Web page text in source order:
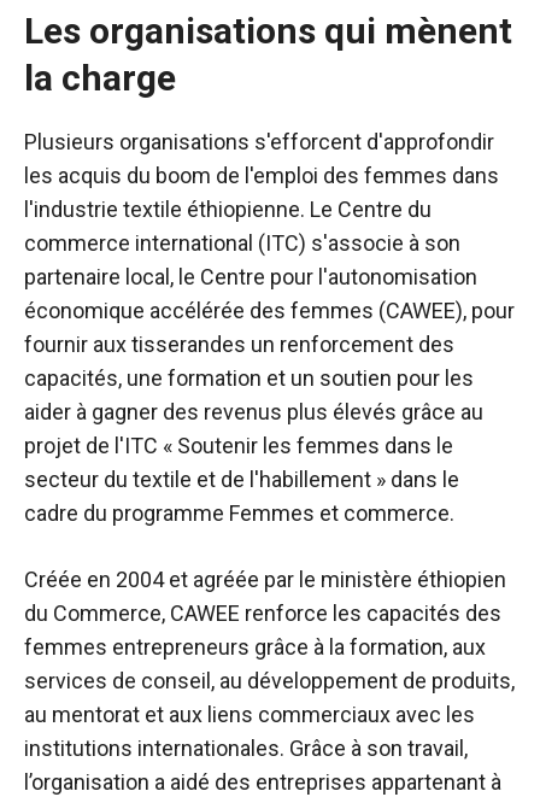
Les organisations qui mènent
la charge
Plusieurs organisations s'efforcent d'approfondir
les acquis du boom de l'emploi des femmes dans
l'industrie textile éthiopienne. Le Centre du
commerce international (ITC) s'associe à son
partenaire local, le Centre pour l'autonomisation
économique accélérée des femmes (CAWEE), pour
fournir aux tisserandes un renforcement des
capacités, une formation et un soutien pour les
aider à gagner des revenus plus élevés grâce au
projet de l'ITC « Soutenir les femmes dans le
secteur du textile et de l'habillement » dans le
cadre du programme Femmes et commerce.
Créée en 2004 et agréée par le ministère éthiopien
du Commerce, CAWEE renforce les capacités des
femmes entrepreneurs grâce à la formation, aux
services de conseil, au développement de produits,
au mentorat et aux liens commerciaux avec les
institutions internationales. Grâce à son travail,
l’organisation a aidé des entreprises appartenant à